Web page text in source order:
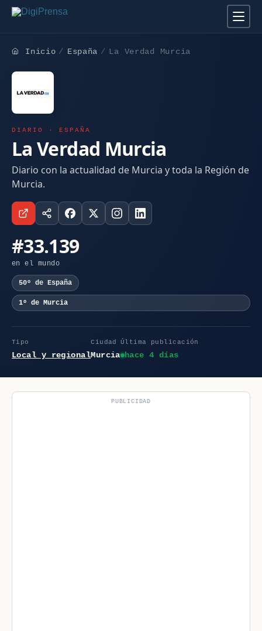
Inicio España La Verdad Murcia
DIARIO · ESPAÑA
La Verdad Murcia
Diario con la actualidad de Murcia y toda la Región de
Murcia.
#33.139
en el mundo
50º de España
1º de Murcia
Tipo
Local y regional
Ciudad
Murcia
Última publicación
hace 4 días
PUBLICIDAD